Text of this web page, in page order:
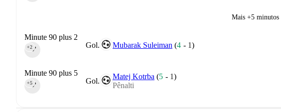
Mais +5 minutos
Gol. Mubarak Suleiman (4 - 1)
Minute 90 plus 2
90‎’‎
+2
Gol.
Matej Kotrba (5 - 1)
Pênalti
Minute 90 plus 5
90‎’‎
+5